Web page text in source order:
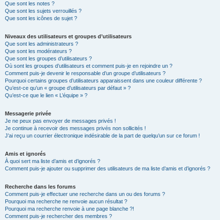
Que sont les notes ?
Que sont les sujets verrouillés ?
Que sont les icônes de sujet ?
Niveaux des utilisateurs et groupes d’utilisateurs
Que sont les administrateurs ?
Que sont les modérateurs ?
Que sont les groupes d’utilisateurs ?
Où sont les groupes d’utilisateurs et comment puis-je en rejoindre un ?
Comment puis-je devenir le responsable d’un groupe d’utilisateurs ?
Pourquoi certains groupes d’utilisateurs apparaissent dans une couleur différente ?
Qu’est-ce qu’un « groupe d’utilisateurs par défaut » ?
Qu’est-ce que le lien « L’équipe » ?
Messagerie privée
Je ne peux pas envoyer de messages privés !
Je continue à recevoir des messages privés non sollicités !
J’ai reçu un courrier électronique indésirable de la part de quelqu’un sur ce forum !
Amis et ignorés
À quoi sert ma liste d’amis et d’ignorés ?
Comment puis-je ajouter ou supprimer des utilisateurs de ma liste d’amis et d’ignorés ?
Recherche dans les forums
Comment puis-je effectuer une recherche dans un ou des forums ?
Pourquoi ma recherche ne renvoie aucun résultat ?
Pourquoi ma recherche renvoie à une page blanche ?!
Comment puis-je rechercher des membres ?